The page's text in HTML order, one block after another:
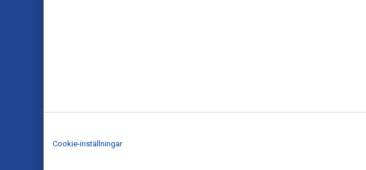
Cookie-inställningar